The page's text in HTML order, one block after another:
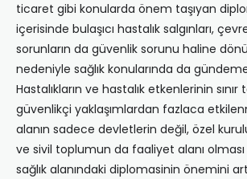
ticaret gibi konularda önem taşıyan
içerisinde bulaşıcı hastalık salgınları,
sorunların da güvenlik sorunu haline
nedeniyle sağlık konularında da
Hastalıkların ve hastalık etkenlerinin sınır
güvenlikçi yaklaşımlardan fazlaca
alanın sadece devletlerin değil, özel
ve sivil toplumun da faaliyet alanı
sağlık alanındaki diplomasinin önemini